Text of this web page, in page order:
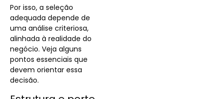
Por isso, a seleção
adequada depende de
uma análise criteriosa,
alinhada à realidade do
negócio. Veja alguns
pontos essenciais que
devem orientar essa
decisão.